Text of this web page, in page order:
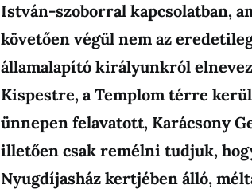
István-szoborral kapcsolatban,
követően végül nem az
államalapító királyunkról
Kispestre, a Templom térre
ünnepen felavatott, Karácsony
illetően csak remélni tudjuk,
Nyugdíjasház kertjében álló,